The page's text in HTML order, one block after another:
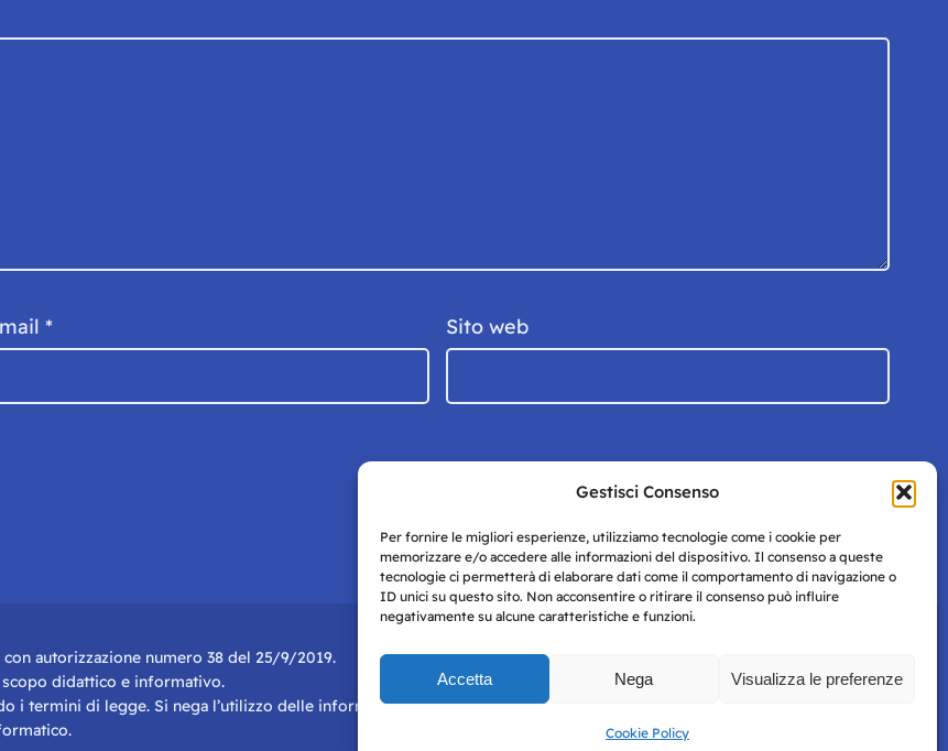
Gestisci Consenso
Per fornire le migliori esperienze, utilizziamo tecnologie come i cookie per
memorizzare e/o accedere alle informazioni del dispositivo. Il consenso a queste
tecnologie ci permetterà di elaborare dati come il comportamento di navigazione o
ID unici su questo sito. Non acconsentire o ritirare il consenso può influire
negativamente su alcune caratteristiche e funzioni.
Accetta Nega Visualizza le preferenze
Cookie Policy
* Sito web
autorizzazione numero 38 del 25/9/2019.
didattico e informativo.
i termini di legge. Si nega l’utilizzo delle informazioni in questo Policy